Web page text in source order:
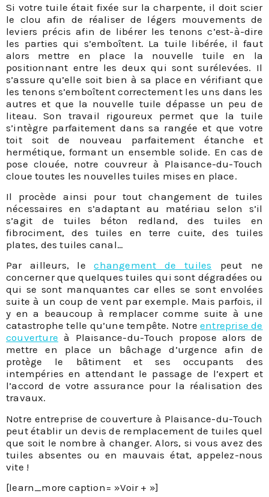
Si votre tuile était fixée sur la charpente, il doit scier
le clou afin de réaliser de légers mouvements de
leviers précis afin de libérer les tenons c’est-à-dire
les parties qui s’emboîtent. La tuile libérée, il faut
alors mettre en place la nouvelle tuile en la
positionnant entre les deux qui sont surélevées. Il
s’assure qu’elle soit bien à sa place en vérifiant que
les tenons s’emboîtent correctement les uns dans les
autres et que la nouvelle tuile dépasse un peu de
liteau. Son travail rigoureux permet que la tuile
s’intègre parfaitement dans sa rangée et que votre
toit soit de nouveau parfaitement étanche et
hermétique, formant un ensemble solide. En cas de
pose clouée, notre couvreur à Plaisance-du-Touch
cloue toutes les nouvelles tuiles mises en place.
Il procède ainsi pour tout changement de tuiles
nécessaires en s’adaptant au matériau selon s’il
s’agit de tuiles béton redland, des tuiles en
fibrociment, des tuiles en terre cuite, des tuiles
plates, des tuiles canal…
Par ailleurs, lechangement de tuiles peut ne
concerner que quelques tuiles qui sont dégradées ou
qui se sont manquantes car elles se sont envolées
suite à un coup de vent par exemple. Mais parfois, il
y en a beaucoup à remplacer comme suite à une
catastrophe telle qu’une tempête. Notre entreprise de
couverture à Plaisance-du-Touch propose alors de
mettre en place un bâchage d’urgence afin de
protège le bâtiment et ses occupants des
intempéries en attendant le passage de l’expert et
l’accord de votre assurance pour la réalisation des
travaux.
Notre entreprise de couverture à Plaisance-du-Touch
peut établir un devis de remplacement de tuiles quel
que soit le nombre à changer. Alors, si vous avez des
tuiles absentes ou en mauvais état, appelez-nous
vite !
[learn_more caption= »Voir + »]